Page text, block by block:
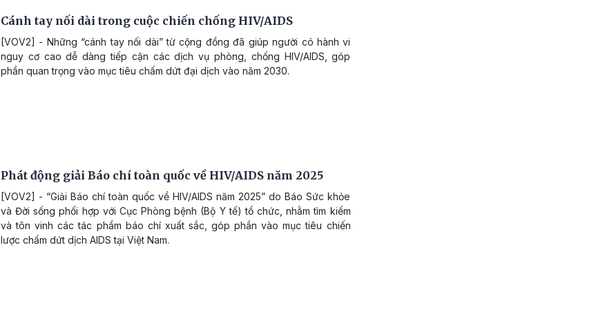
Cánh tay nối dài trong cuộc chiến chống HIV/AIDS
[VOV2] - Những “cánh tay nối dài” từ cộng đồng đã giúp người có hành vi
nguy cơ cao dễ dàng tiếp cận các dịch vụ phòng, chống HIV/AIDS, góp
phần quan trọng vào mục tiêu chấm dứt đại dịch vào năm 2030.
Phát động giải Báo chí toàn quốc về HIV/AIDS năm 2025
[VOV2] - “Giải Báo chí toàn quốc về HIV/AIDS năm 2025” do Báo Sức khỏe
và Đời sống phối hợp với Cục Phòng bệnh (Bộ Y tế) tổ chức, nhằm tìm kiếm
và tôn vinh các tác phẩm báo chí xuất sắc, góp phần vào mục tiêu chiến
lược chấm dứt dịch AIDS tại Việt Nam.